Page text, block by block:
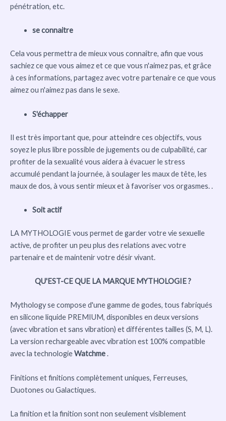
pénétration, etc.
se connaitre
Cela vous permettra de mieux vous connaître, afin que vous
sachiez ce que vous aimez et ce que vous n'aimez pas, et grâce
à ces informations, partagez avec votre partenaire ce que vous
aimez ou n'aimez pas dans le sexe.
S'échapper
Il est très important que, pour atteindre ces objectifs, vous
soyez le plus libre possible de jugements ou de culpabilité, car
profiter de la sexualité vous aidera à évacuer le stress
accumulé pendant la journée, à soulager les maux de tête, les
maux de dos, à vous sentir mieux et à favoriser vos orgasmes. .
Soit actif
LA MYTHOLOGIE vous permet de garder votre vie sexuelle
active, de profiter un peu plus des relations avec votre
partenaire et de maintenir votre désir vivant.
QU'EST-CE QUE LA MARQUE MYTHOLOGIE ?
Mythology se compose d'une gamme de godes, tous fabriqués
en silicone liquide PREMIUM, disponibles en deux versions
(avec vibration et sans vibration) et différentes tailles (S, M, L).
La version rechargeable avec vibration est 100% compatible
avec la technologieWatchme.
Finitions et finitions complètement uniques, Ferreuses,
Duotones ou Galactiques.
La finition et la finition sont non seulement visiblement